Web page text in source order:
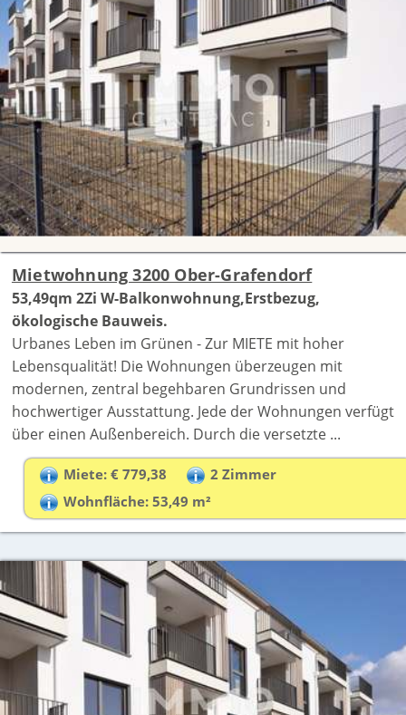
Mietwohnung 3200 Ober-Grafendorf
53,49qm 2Zi W-Balkonwohnung,Erstbezug,
ökologische Bauweis.
Urbanes Leben im Grünen - Zur MIETE mit hoher
Lebensqualität! Die Wohnungen überzeugen mit
modernen, zentral begehbaren Grundrissen und
hochwertiger Ausstattung. Jede der Wohnungen verfügt
über einen Außenbereich. Durch die versetzte ...
Miete: € 779,38
2 Zimmer
Wohnfläche: 53,49 m²